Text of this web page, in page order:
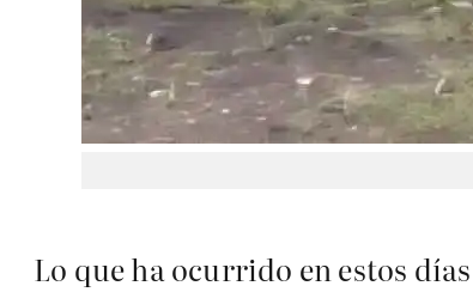
Lo que ha ocurrido en estos